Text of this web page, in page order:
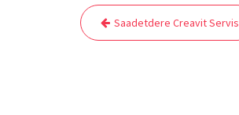
Yazı
gezinmesi
Saadetdere Creavit Servis